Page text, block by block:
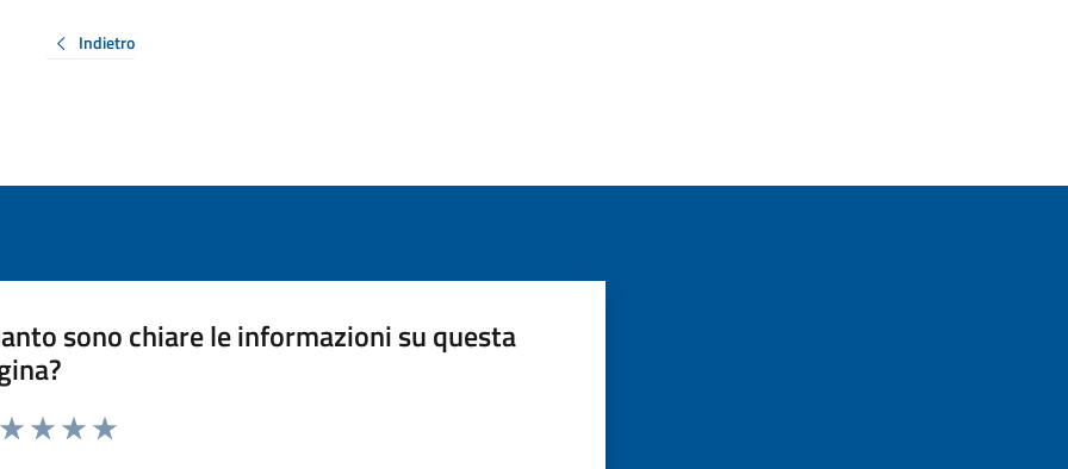
Indietro
sono chiare le informazioni su questa
da 1 a 5 stelle la pagina